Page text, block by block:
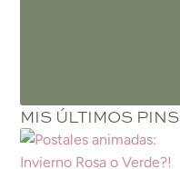
MIS ÚLTIMOS PINS